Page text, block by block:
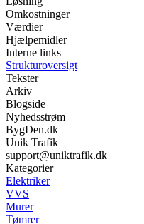
Omkostninger
Værdier
Hjælpemidler
Interne links
Strukturoversigt
Tekster
Arkiv
Blogside
Nyhedsstrøm
BygDen.dk
Unik Trafik
support@uniktrafik.dk
Kategorier
Elektriker
VVS
Murer
Tømrer